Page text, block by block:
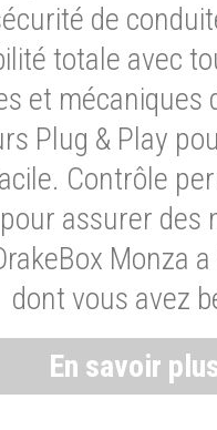
de
totale avec
et mécaniques
Plug & Play
Contrôle
assurer des
Monza
dont vous avez
En savoir